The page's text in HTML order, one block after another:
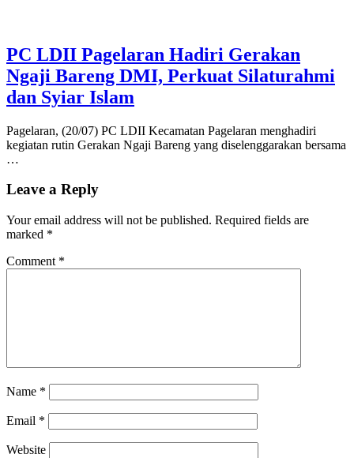
PC LDII Pagelaran Hadiri Gerakan
Ngaji Bareng DMI, Perkuat Silaturahmi
dan Syiar Islam
Pagelaran, (20/07) PC LDII Kecamatan Pagelaran menghadiri
kegiatan rutin Gerakan Ngaji Bareng yang diselenggarakan bersama
…
Leave a Reply
Your email address will not be published. Required fields are
marked *
Comment *
Name *
Email *
Website